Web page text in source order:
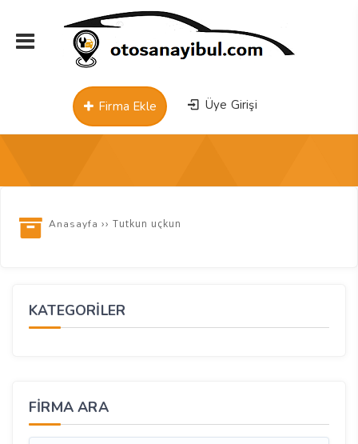
Üye Girişi
Firma Ekle
Anasayfa ›› Tutkun uçkun
KATEGORİLER
FIRMA ARA